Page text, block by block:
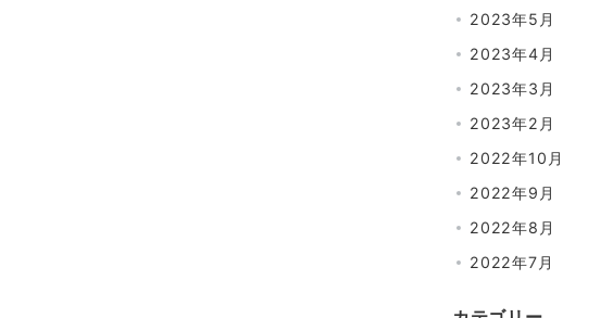
2023年5月
2023年4月
2023年3月
2023年2月
2022年10月
2022年9月
2022年8月
2022年7月